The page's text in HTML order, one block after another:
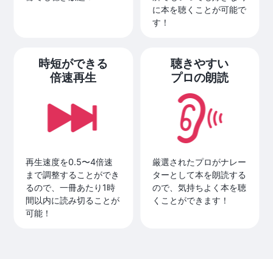
に本を聴くことが可能で
す！
時短ができる
倍速再生
再生速度を0.5〜4倍速
まで調整することができ
るので、一冊あたり1時
間以内に読み切ることが
可能！
聴きやすい
プロの朗読
厳選されたプロがナレー
ターとして本を朗読する
ので、気持ちよく本を聴
くことができます！